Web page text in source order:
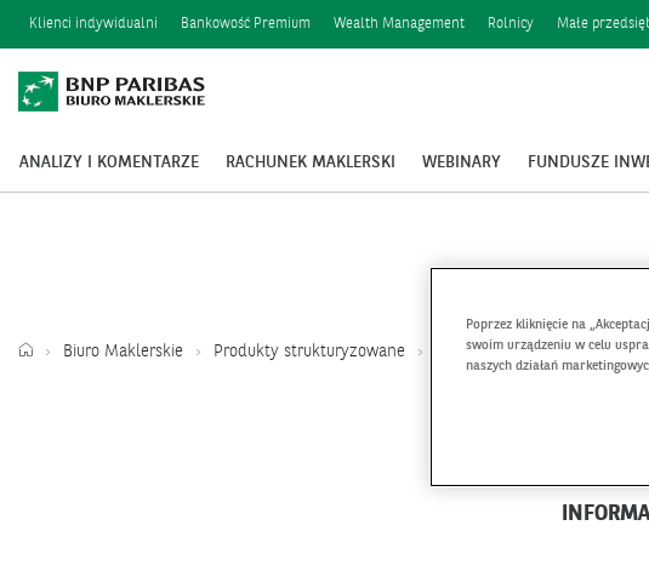
Klienci indywidualni Bankowość Premium Wealth Management Rolnicy Małe
ANALIZY I KOMENTARZE RACHUNEK MAKLERSKI WEBINARY FUNDUSZE
Biuro Maklerskie Produkty strukturyzowane Produkty w obsłudze
Poprzez kliknięcie na
swoim urządzeniu w celu
naszych działań